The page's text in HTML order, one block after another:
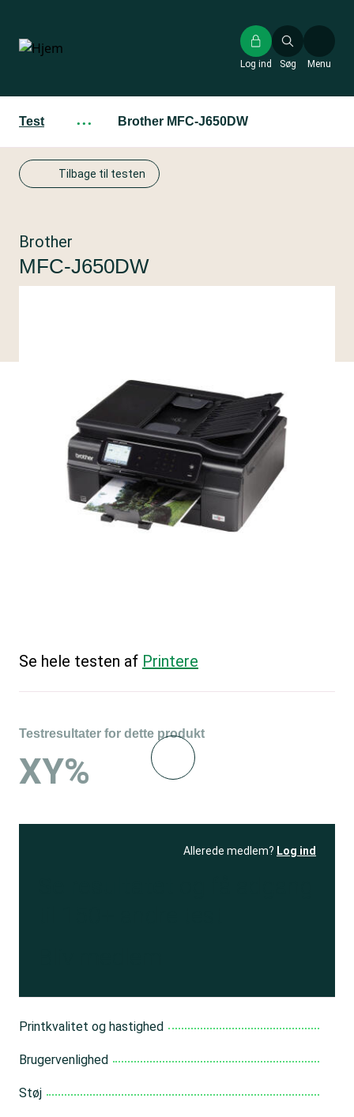
hovedindhold
Søg
Log ind Menu
Test ··· Brother MFC-J650DW
Tilbage til testen
Brother
MFC-J650DW
Se hele testen af Printere
Testresultater for dette produkt
XY%
Allerede medlem? Log ind
Printkvalitet og hastighed
Brugervenlighed
Støj